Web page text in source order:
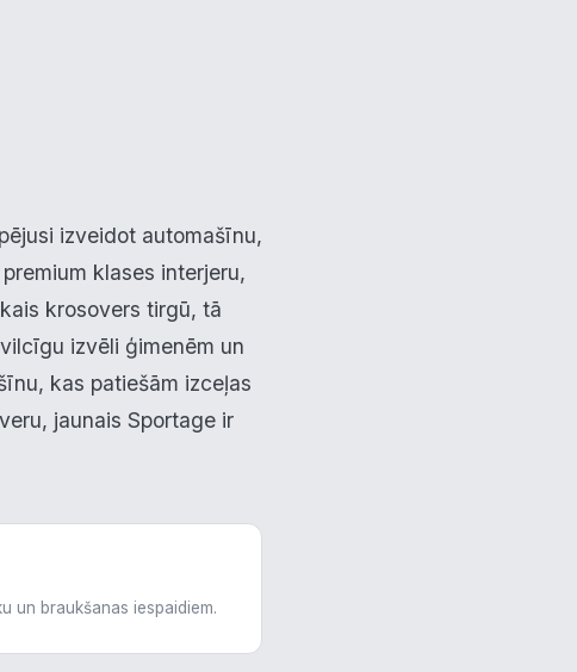
izveidot automašīnu,
klases interjeru,
krosovers tirgū, tā
izvēli ģimenēm un
kas patiešām izceļas
jaunais Sportage ir
un braukšanas iespaidiem.